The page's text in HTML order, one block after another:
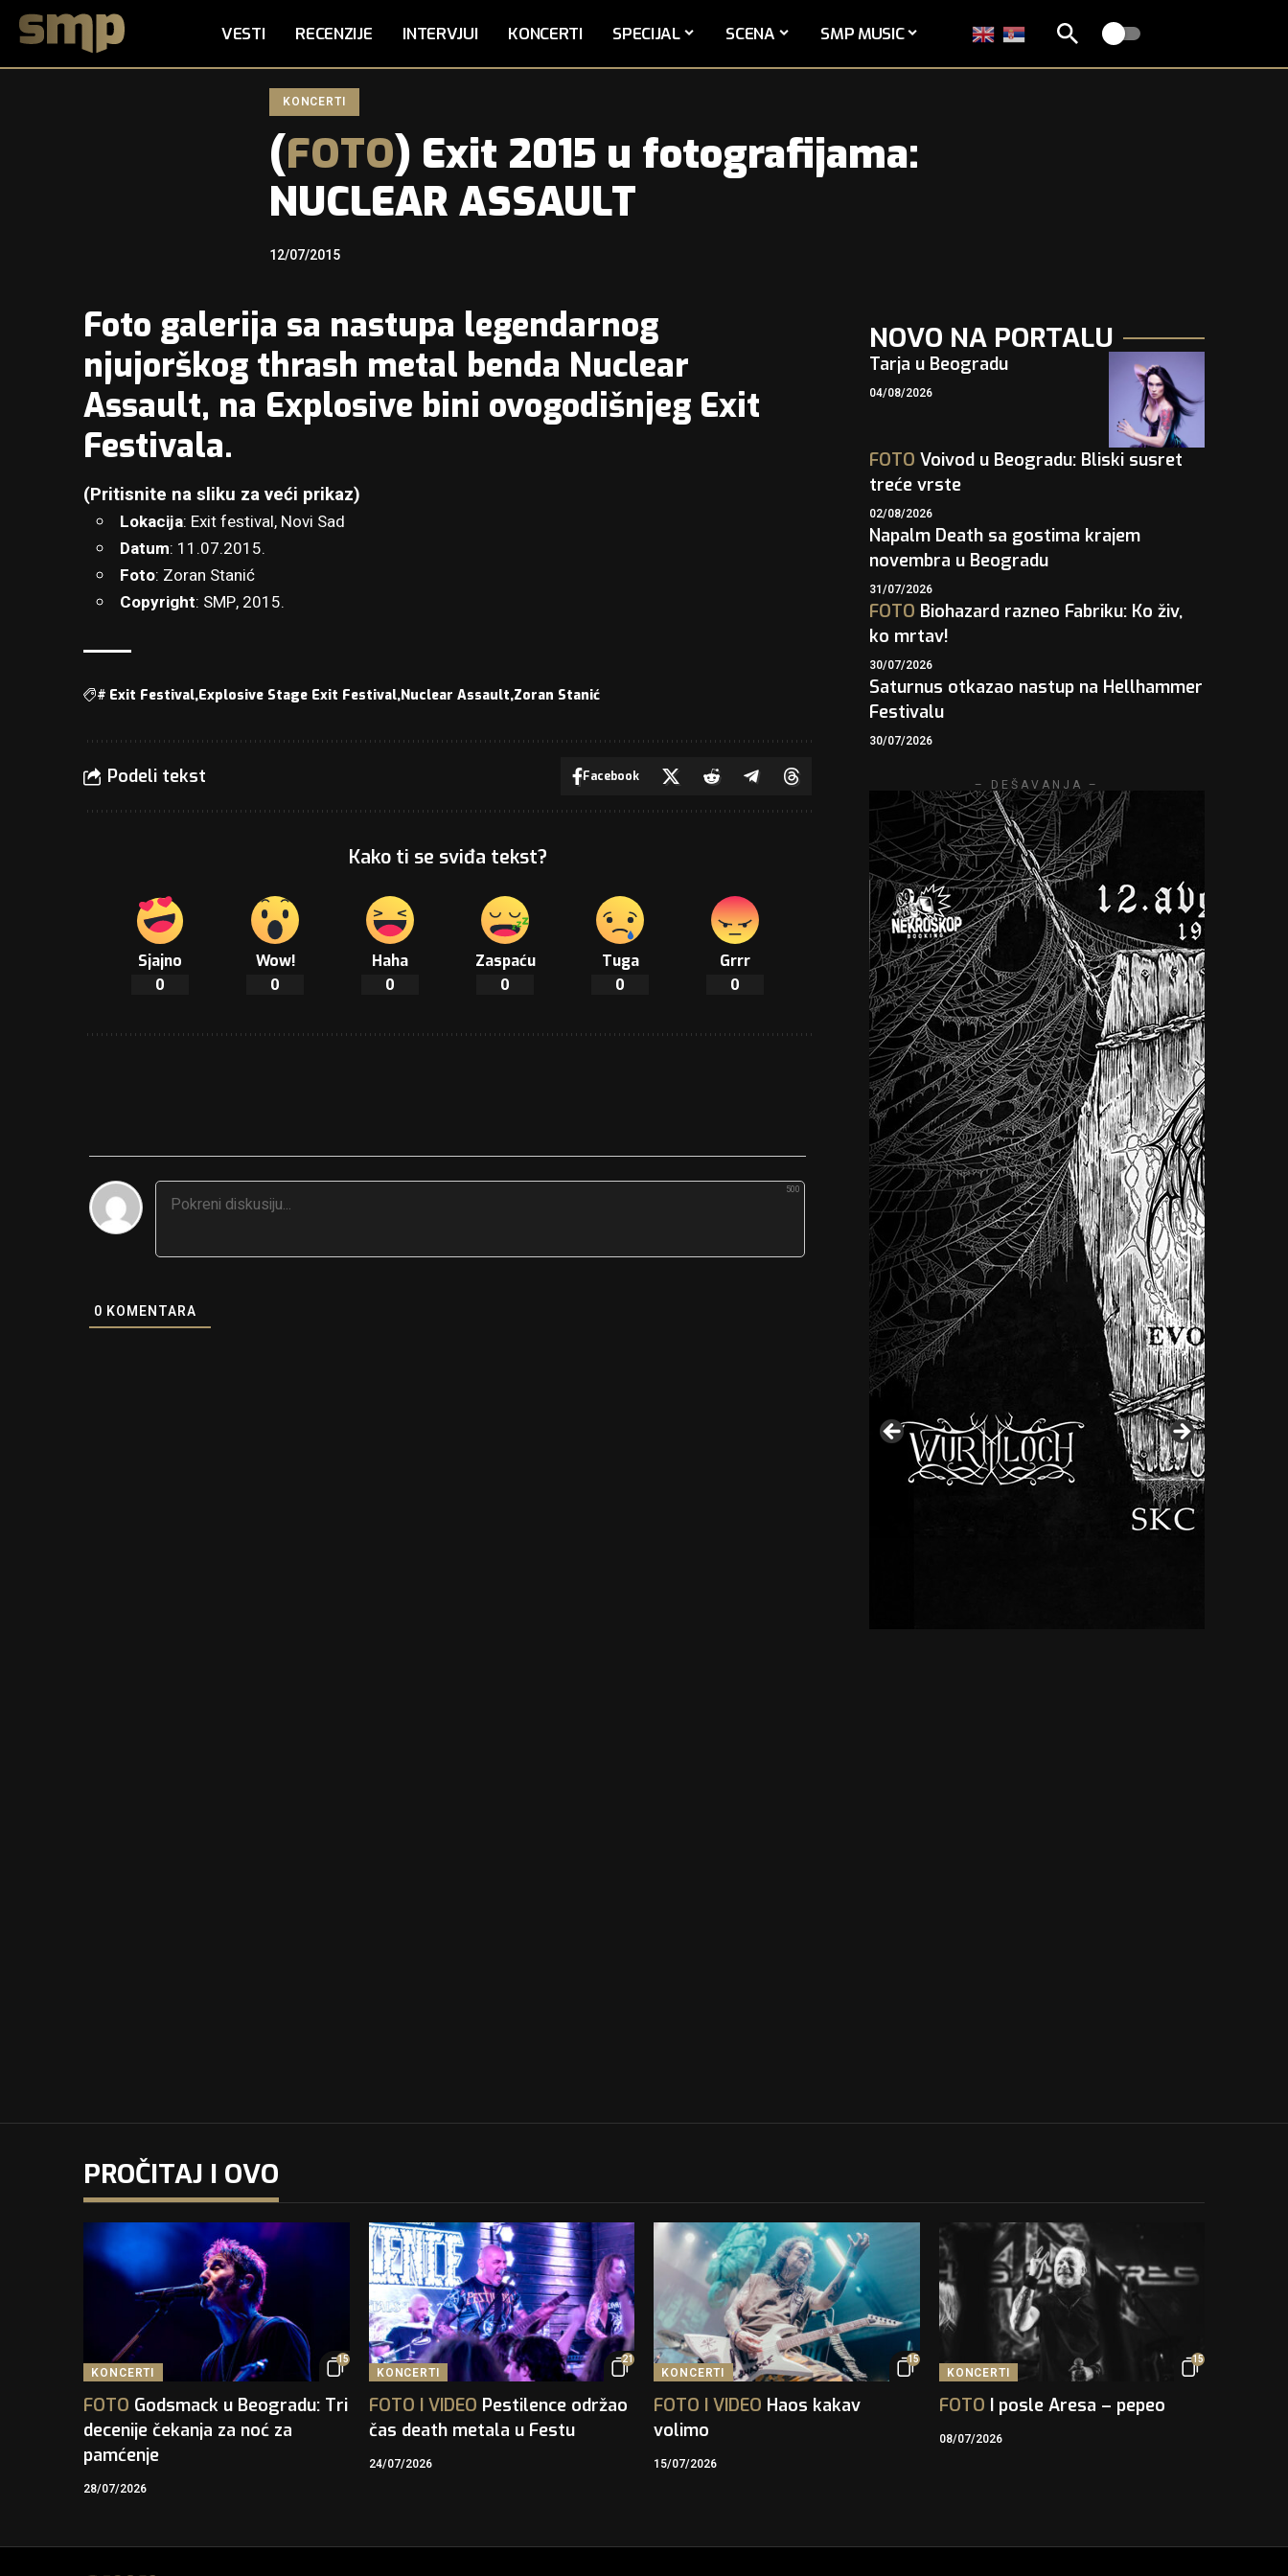
VESTI RECENZIJE INTERVJUI KONCERTI SPECIJAL SCENA SMP MUSIC
KONCERTI
(FOTO) Exit 2015 u fotografijama:
NUCLEAR ASSAULT
12/07/2015
Foto galerija sa nastupa legendarnog
njujorškog thrash metal benda Nuclear
Assault, na Explosive bini ovogodišnjeg Exit
Festivala.
(Pritisnite na sliku za veći prikaz)
Lokacija: Exit festival, Novi Sad
Datum: 11.07.2015.
Foto: Zoran Stanić
Copyright: SMP, 2015.
# Exit Festival Explosive Stage Exit Festival Nuclear Assault Zoran Stanić
Podeli tekst Facebook
Kako ti se sviđa tekst?
Sjajno
0
Wow!
0
Haha
0
Zaspaću
0
Tuga
0
Grrr
0
500
0 KOMENTARA
NOVO NA PORTALU
Tarja u Beogradu
04/08/2026
FOTO Voivod u Beogradu: Bliski susret
treće vrste
02/08/2026
Napalm Death sa gostima krajem
novembra u Beogradu
31/07/2026
FOTO Biohazard razneo Fabriku: Ko živ,
ko mrtav!
30/07/2026
Saturnus otkazao nastup na Hellhammer
Festivalu
30/07/2026
– DEŠAVANJA –
PROČITAJ I OVO
15
KONCERTI
FOTO Godsmack u Beogradu: Tri
decenije čekanja za noć za
pamćenje
28/07/2026
21
KONCERTI
FOTO I VIDEO Pestilence održao
čas death metala u Festu
24/07/2026
15
KONCERTI
FOTO I VIDEO Haos kakav
volimo
15/07/2026
15
KONCERTI
FOTO I posle Aresa – pepeo
08/07/2026